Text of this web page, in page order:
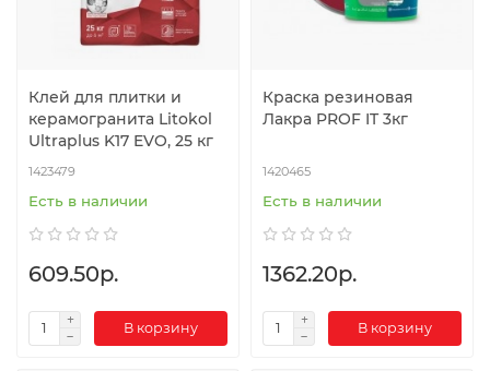
Клей для плитки и
керамогранита Litokol
Ultraplus K17 EVO, 25 кг
1423479
Есть в наличии
609.50р.
В корзину
Краска резиновая
Лакра PROF IT 3кг
1420465
Есть в наличии
1362.20р.
В корзину